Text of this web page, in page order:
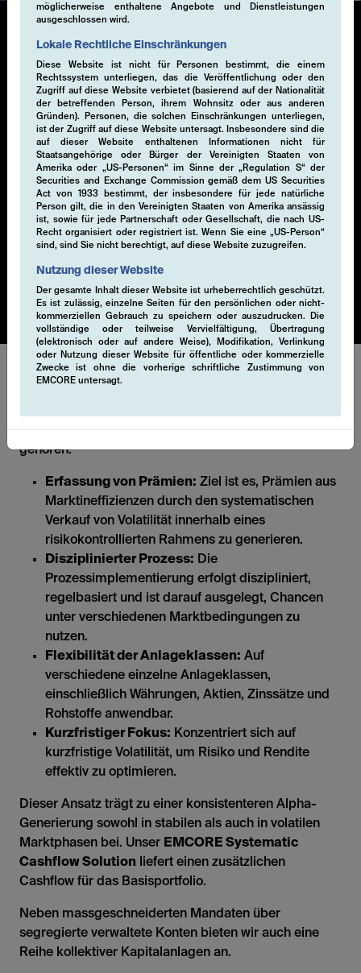
möglicherweise enthaltene Angebote und Dienstleistungen
ausgeschlossen wird.
Lokale Rechtliche Einschränkungen
Diese Website ist nicht für Personen bestimmt, die einem
Rechtssystem unterliegen, das die Veröffentlichung oder den
Zugriff auf diese Website verbietet (basierend auf der Nationalität
der betreffenden Person, ihrem Wohnsitz oder aus anderen
Gründen). Personen, die solchen Einschränkungen unterliegen,
ist der Zugriff auf diese Website untersagt. Insbesondere sind die
auf dieser Website enthaltenen Informationen nicht für
Staatsangehörige oder Bürger der Vereinigten Staaten von
Amerika oder „US-Personen“ im Sinne der „Regulation S“ der
Securities and Exchange Commission gemäß dem US Securities
Act von 1933 bestimmt, der insbesondere für jede natürliche
Person gilt, die in den Vereinigten Staaten von Amerika ansässig
ist, sowie für jede Partnerschaft oder Gesellschaft, die nach US-
Recht organisiert oder registriert ist. Wenn Sie eine „US-Person“
sind, sind Sie nicht berechtigt, auf diese Website zuzugreifen.
Nutzung dieser Website
Der gesamte Inhalt dieser Website ist urheberrechtlich geschützt.
Es ist zulässig, einzelne Seiten für den persönlichen oder nicht-
kommerziellen Gebrauch zu speichern oder auszudrucken. Die
vollständige oder teilweise Vervielfältigung, Übertragung
(elektronisch oder auf andere Weise), Modifikation, Verlinkung
oder Nutzung dieser Website für öffentliche oder kommerzielle
Zwecke ist ohne die vorherige schriftliche Zustimmung von
EMCORE untersagt.
Single-Volatility
Die Generierung von zusätzlichem Alpha durch
systematische Derivatestrategien, insbesondere
durch den Verkauf von Volatilität, ist ein wesentlicher
Bestandteil unseres Anlageansatzes. Indem wir
Volatilität innerhalb eines risikokontrollierten Rahmens
verkaufen, nutzen wir die Prämie aus
Marktineffizienzen. Diese Strategie wird durch einen
disziplinierten, regelbasierten Prozess umgesetzt, der
darauf abzielt, Chancen unter verschiedenen
Marktbedingungen zu nutzen. Unsere EMCORE
Systematic Cashflow Solution ist auf Währungen,
Aktien, Anleihen oder Rohstoffe anwendbar.
Struktur zu agieren. Zu den wichtigsten Funktionen
gehören:
Erfassung von Prämien: Ziel ist es, Prämien aus
Marktineffizienzen durch den systematischen
Verkauf von Volatilität innerhalb eines
risikokontrollierten Rahmens zu generieren.
Disziplinierter Prozess: Die
Prozessimplementierung erfolgt diszipliniert,
regelbasiert und ist darauf ausgelegt, Chancen
unter verschiedenen Marktbedingungen zu
nutzen.
Flexibilität der Anlageklassen: Auf
verschiedene einzelne Anlageklassen,
einschließlich Währungen, Aktien, Zinssätze und
Rohstoffe anwendbar.
Kurzfristiger Fokus: Konzentriert sich auf
kurzfristige Volatilität, um Risiko und Rendite
effektiv zu optimieren.
Dieser Ansatz trägt zu einer konsistenteren Alpha-
Generierung sowohl in stabilen als auch in volatilen
Marktphasen bei. Unser EMCORE Systematic
Cashflow Solution liefert einen zusätzlichen
Cashflow für das Basisportfolio.
Neben massgeschneiderten Mandaten über
segregierte verwaltete Konten bieten wir auch eine
Reihe kollektiver Kapitalanlagen an.